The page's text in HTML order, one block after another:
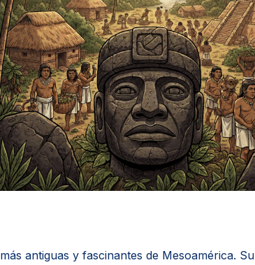
antiguas y fascinantes de Mesoamérica. Su